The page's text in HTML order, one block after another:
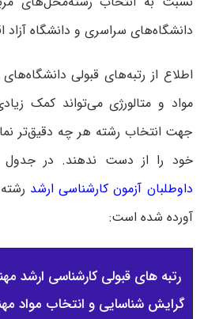
دانشگاه‌های سراسری و دانشگاه آزاد
اطلاع از رتبه‌های قبولی
مواد و متالورژی می‌تواند کمک
جهت انتخاب رشته هر چه دقیق‌تر
خود را از دست ندهند. در جدول
داوطلبان آزمون کارشناسی ارشد
آورده شده است:
رتبه های قبولی کارشناسی ارشد
گرایش شناسایی و انتخاب مواد